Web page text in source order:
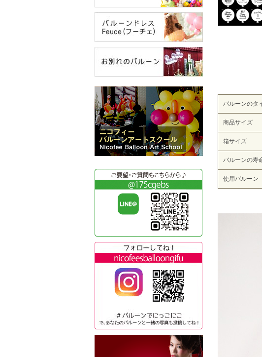
バルーンのタ
商品サイズ
箱サイズ
バルーンの寿
使用バルーン